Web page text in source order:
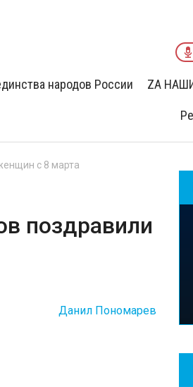
народов России ZА
с 8 марта
поздравили
Данил Пономарев